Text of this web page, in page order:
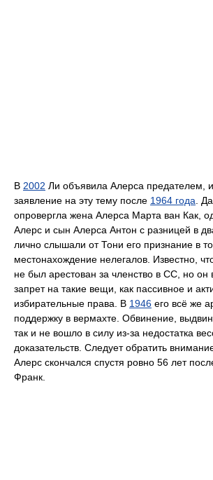
В 2002 Ли объявила Алерса предателем,
заявление на эту тему после 1964 года .
опровергла жена Алерса Марта ван Как,
Алерс и сын Алерса Антон с разницей в
лично слышали от Тони его признание в
местонахождение нелегалов. Известно,
не был арестован за членство в СС, но он
запрет на такие вещи, как пассивное и
избирательные права. В 1946 его всё же
поддержку в вермахте. Обвинение,
так и не вошло в силу из-за недостатка
доказательств. Следует обратить
Алерс скончался спустя ровно 56 лет
Франк.